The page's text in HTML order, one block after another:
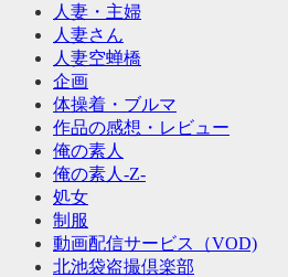
人妻・主婦
人妻さん
人妻空蝉橋
企画
体操着・ブルマ
作品の感想・レビュー
俺の素人
俺の素人-Z-
処女
制服
動画配信サービス（VOD)
北池袋盗撮倶楽部